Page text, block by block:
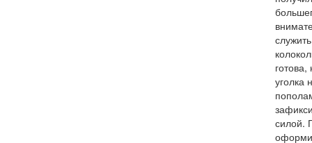
уголка
силой.